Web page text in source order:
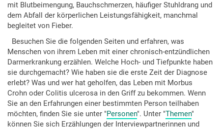
mit Blutbeimengung, Bauchschmerzen, häufiger Stuhldrang und
dem Abfall der körperlichen Leistungsfähigkeit, manchmal
begleitet von Fieber.
Besuchen Sie die folgenden Seiten und erfahren, was
Menschen von ihrem Leben mit einer chronisch-entzündlichen
Darmerkrankung erzählen. Welche Hoch- und Tiefpunkte haben
sie durchgemacht? Wie haben sie die erste Zeit der Diagnose
erlebt? Was und wer hat geholfen, das Leben mit Morbus
Crohn oder Colitis ulcerosa in den Griff zu bekommen. Wenn
Sie an den Erfahrungen einer bestimmten Person teilhaben
möchten, finden Sie sie unter "Personen". Unter "Themen"
können Sie sich Erzählungen der Interviewpartnerinnen und